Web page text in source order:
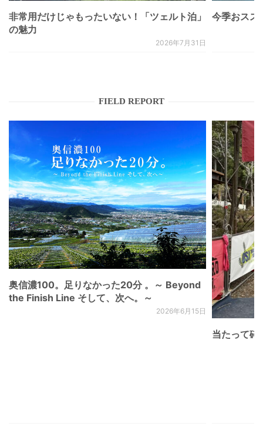
非常用だけじゃもったいない！「ツェルト泊」
の魅力
2026年7月31日
今季おスス
FIELD REPORT
奥信濃100。足りなかった20分 。～ Beyond
the Finish Line そして、次へ。～
2026年6月15日
当たって砕